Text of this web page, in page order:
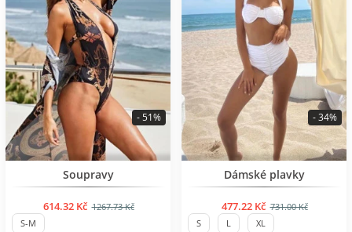
BESTSELLER
Soupravy
614.32 Kč 1267.73 Kč
- 51%
S-M
BESTSELLER
Dámské plavky
477.22 Kč 731.00 Kč
- 34%
S L XL